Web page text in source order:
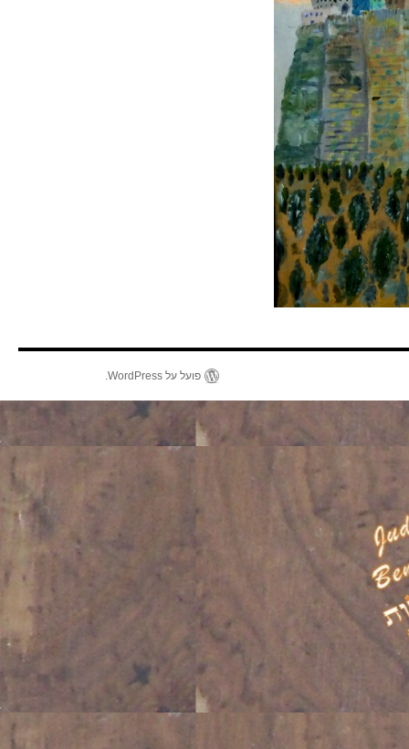
פועל על WordPress.